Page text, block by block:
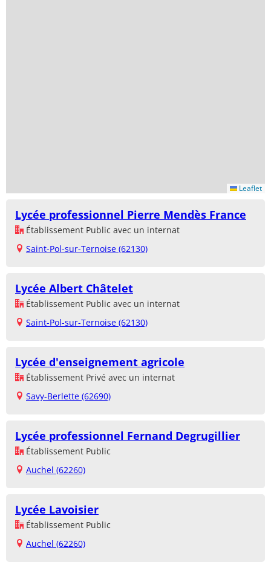
Leaflet
Lycée professionnel Pierre Mendès France
Établissement Public avec un internat
Saint-Pol-sur-Ternoise (62130)
Lycée Albert Châtelet
Établissement Public avec un internat
Saint-Pol-sur-Ternoise (62130)
Lycée d'enseignement agricole
Établissement Privé avec un internat
Savy-Berlette (62690)
Lycée professionnel Fernand Degrugillier
Établissement Public
Auchel (62260)
Lycée Lavoisier
Établissement Public
Auchel (62260)